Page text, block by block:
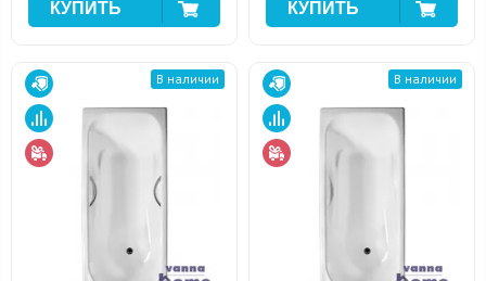
В наличии В наличии